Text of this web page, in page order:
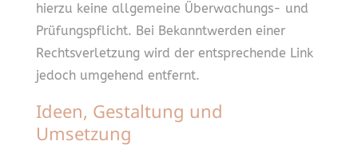
hierzu keine allgemeine Überwachungs- und
Prüfungspflicht. Bei Bekanntwerden einer
Rechtsverletzung wird der entsprechende Link
jedoch umgehend entfernt.
Ideen, Gestaltung und
Umsetzung